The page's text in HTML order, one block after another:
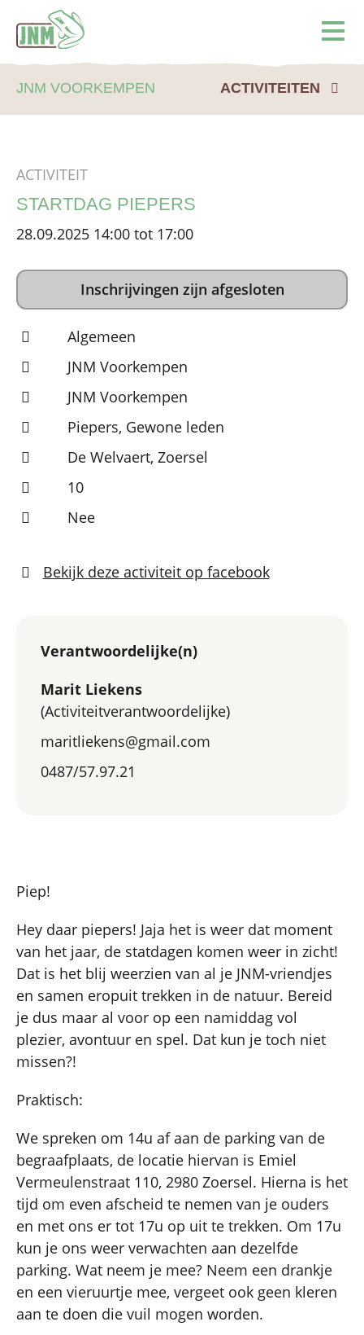
JNM VOORKEMPEN ACTIVITEITEN
ACTIVITEIT
STARTDAG PIEPERS
28.09.2025 14:00 tot 17:00
Inschrijvingen zijn afgesloten
Algemeen
JNM Voorkempen
JNM Voorkempen
Piepers, Gewone leden
De Welvaert, Zoersel
10
Nee
Bekijk deze activiteit op facebook
Verantwoordelijke(n)
Marit Liekens
(Activiteitverantwoordelijke)
maritliekens@gmail.com
0487/57.97.21
Piep!
Hey daar piepers! Jaja het is weer dat moment
van het jaar, de statdagen komen weer in zicht!
Dat is het blij weerzien van al je JNM-vriendjes
en samen eropuit trekken in de natuur. Bereid
je dus maar al voor op een namiddag vol
plezier, avontuur en spel. Dat kun je toch niet
missen?!
Praktisch:
We spreken om 14u af aan de parking van de
begraafplaats, de locatie hiervan is Emiel
Vermeulenstraat 110, 2980 Zoersel. Hierna is het
tijd om even afscheid te nemen van je ouders
en met ons er tot 17u op uit te trekken. Om 17u
kun je ons weer verwachten aan dezelfde
parking. Wat neem je mee? Neem een drankje
en een vieruurtje mee, vergeet ook geen kleren
aan te doen die vuil mogen worden.